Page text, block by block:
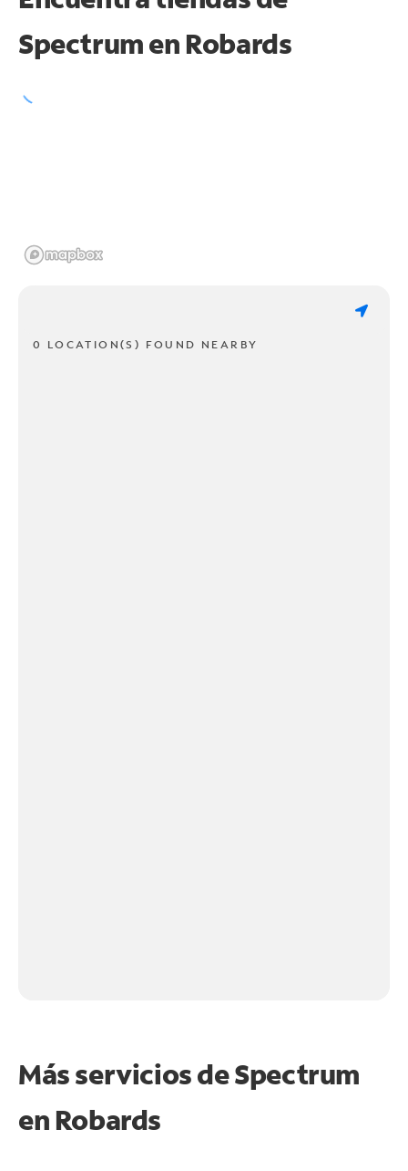
Spectrum en Robards
0 LOCATION(S) FOUND NEARBY
Más servicios de Spectrum
en Robards